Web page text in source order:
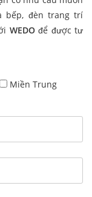
bếp, đèn trang trí
WEDOđể được tư
Miền Trung